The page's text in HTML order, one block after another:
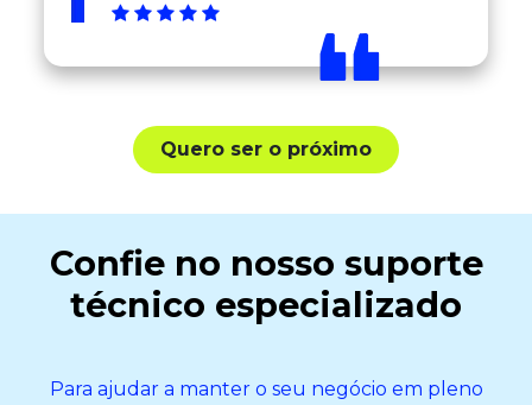
Quero ser o próximo
Confie no nosso suporte
técnico especializado
Para ajudar a manter o seu negócio em pleno